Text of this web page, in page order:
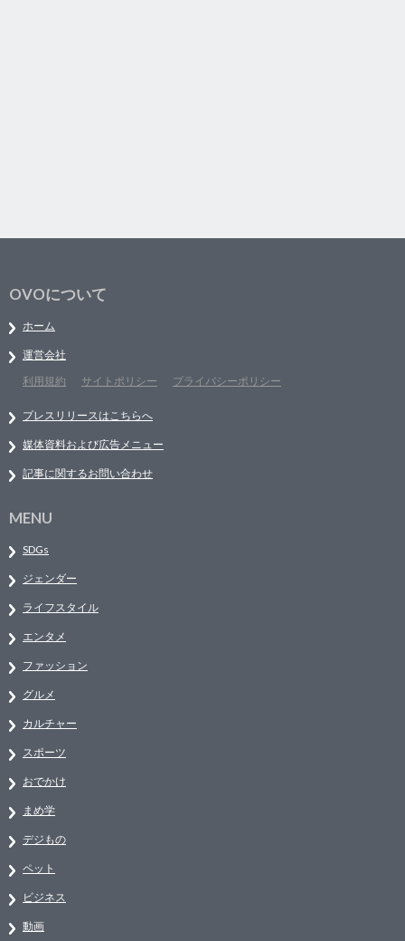
OVOについて
ホーム
運営会社
利用規約
サイトポリシー プライバシーポリシー
プレスリリースはこちらへ
媒体資料および広告メニュー
記事に関するお問い合わせ
MENU
SDGs
ジェンダー
ライフスタイル
エンタメ
ファッション
グルメ
カルチャー
スポーツ
おでかけ
まめ学
デジもの
ペット
ビジネス
動画